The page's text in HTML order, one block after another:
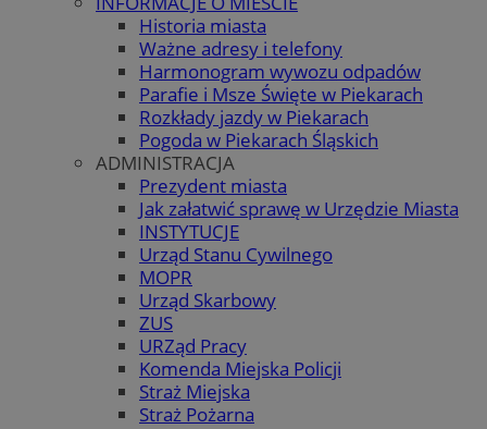
Historia miasta
Ważne adresy i telefony
Harmonogram wywozu odpadów
Parafie i Msze Święte w Piekarach
Rozkłady jazdy w Piekarach
Pogoda w Piekarach Śląskich
ADMINISTRACJA
Prezydent miasta
Jak załatwić sprawę w Urzędzie Miasta
INSTYTUCJE
Urząd Stanu Cywilnego
MOPR
Urząd Skarbowy
ZUS
URZąd Pracy
Komenda Miejska Policji
Straż Miejska
Straż Pożarna